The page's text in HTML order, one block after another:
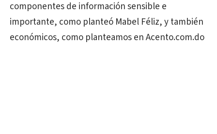
componentes de información sensible e
importante, como planteó Mabel Féliz, y también
económicos, como planteamos en Acento.com.do